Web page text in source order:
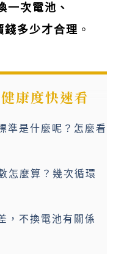
一次電池、
多少才合理 。
康度快速看
準是什麼呢？怎麼看
怎麼算？幾次循環
，不換電池有關係